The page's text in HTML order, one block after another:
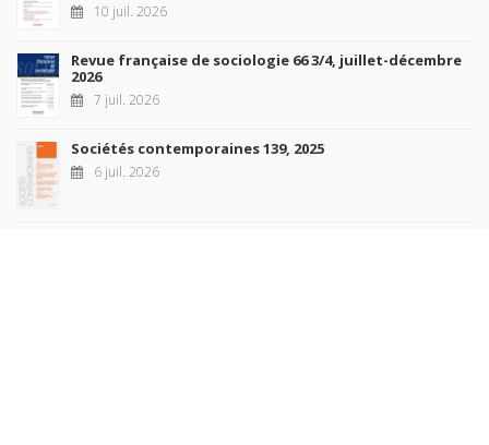
10 juil. 2026
Revue française de sociologie 66 3/4, juillet-décembre
2026
7 juil. 2026
Sociétés contemporaines 139, 2025
6 juil. 2026